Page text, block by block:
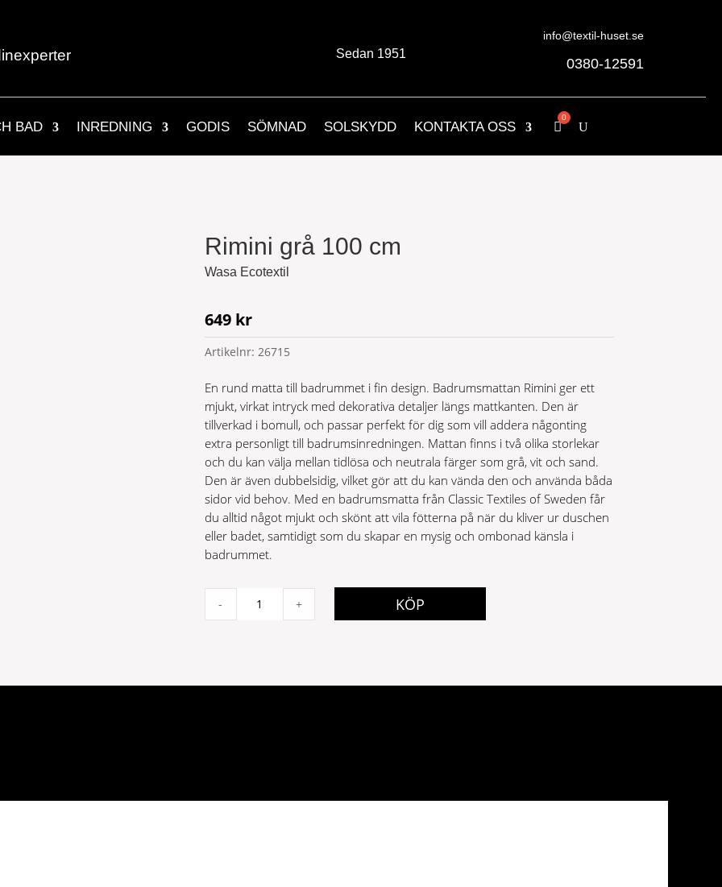
Sedan 1951
info@textil-huset.se
0380-12591
BAD INREDNING GODIS SÖMNAD SOLSKYDD KONTAKTA OSS
Rimini grå 100 cm
Wasa Ecotextil
649 kr
Artikelnr: 26715
En rund matta till badrummet i fin design. Badrumsmattan Rimini ger ett
mjukt, virkat intryck med dekorativa detaljer längs mattkanten. Den är
tillverkad i bomull, och passar perfekt för dig som vill addera någonting
extra personligt till badrumsinredningen. Mattan finns i två olika storlekar
och du kan välja mellan tidlösa och neutrala färger som grå, vit och sand.
Den är även dubbelsidig, vilket gör att du kan vända den och använda båda
sidor vid behov. Med en badrumsmatta från Classic Textiles of Sweden får
du alltid något mjukt och skönt att vila fötterna på när du kliver ur duschen
eller badet, samtidigt som du skapar en mysig och ombonad känsla i
badrummet.
- + KÖP